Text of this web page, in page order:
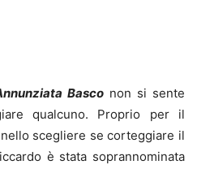
Basco non si sente
qualcuno. Proprio per il
scegliere se corteggiare il
è stata soprannominata